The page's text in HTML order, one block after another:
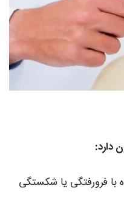
دارد:
با فرورفتگی یا شکستگی